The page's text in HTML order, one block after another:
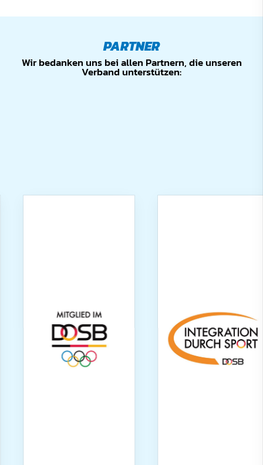
PARTNER
Wir bedanken uns bei allen Partnern, die unseren
Verband unterstützen: